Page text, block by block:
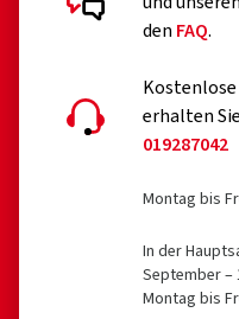
den FAQ.
erhalten
019287042
Montag bis
In der
September –
Montag bis